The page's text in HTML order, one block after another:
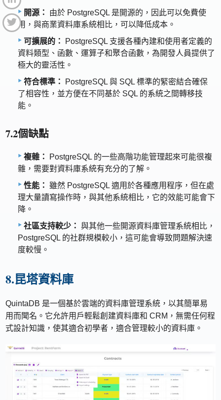
開源：
由於 PostgreSQL 是開源的，因此可以免費使
用，與商業資料庫系統相比，可以降低成本。
可擴展的：
PostgreSQL 支援各種內建和使用者定義的
資料類型、函數、運算子和聚合函數，為開發人員提供了
極大的靈活性。
符合標準：
PostgreSQL 與 SQL 標準的緊密結合確保
了相容性，並方便在不同基於 SQL 的系統之間轉移技
能。
7.2個缺點
複雜：
PostgreSQL 的一些高階功能管理起來可能很複
雜，需要對資料庫系統有充分的了解。
性能：
雖然 PostgreSQL 適用於各種應用程序，但在處
理大量讀寫操作時，與其他系統相比，它的效能可能會下
降。
社區支持較少： 與其他一些開源資料庫管理系統相比，
PostgreSQL 的社群規模較小，這可能會導致問題解決速
度較慢。
8.昆塔資料庫
QuintaDB 是一個基於雲端的資料庫管理系統，以其簡單易
用而聞名。它允許用戶輕鬆創建資料庫和 CRM，無需任何程
式設計知識，使其適合初學者，適合管理較小的資料庫。